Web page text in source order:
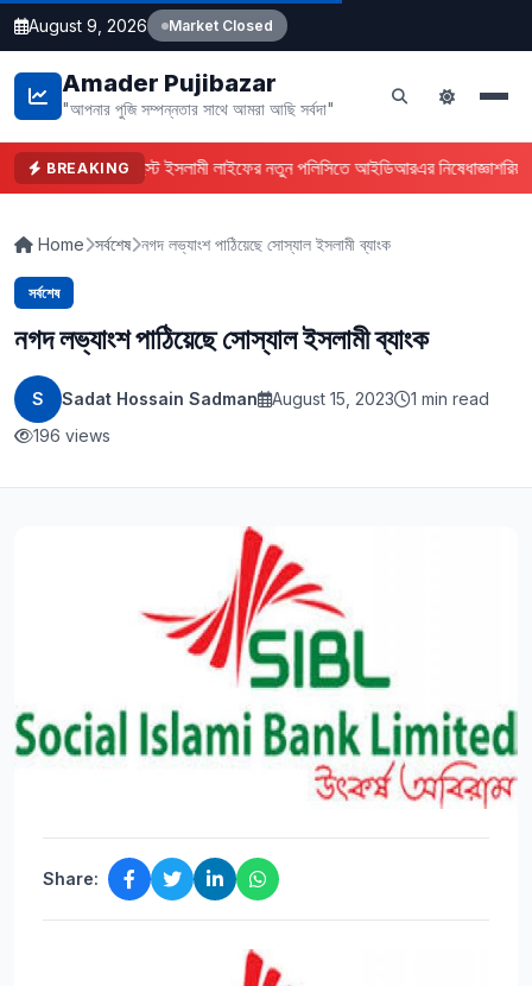
August 9, 2026 Market Closed
Amader Pujibazar
"আপনার পুজি সম্পন্নতার সাথে আমরা আছি সর্বদা"
BREAKINGফারইস্ট ইসলামী লাইফের নতুন পলিসিতে আইডিআরএর নিষেধাজ্ঞা
Home সর্বশেষ নগদ লভ্যাংশ পাঠিয়েছে সোস্যাল ইসলামী ব্যাংক
সর্বশেষ
নগদ লভ্যাংশ পাঠিয়েছে সোস্যাল ইসলামী ব্যাংক
S Sadat Hossain Sadman August 15, 2023
1 min read
196 views
Share: